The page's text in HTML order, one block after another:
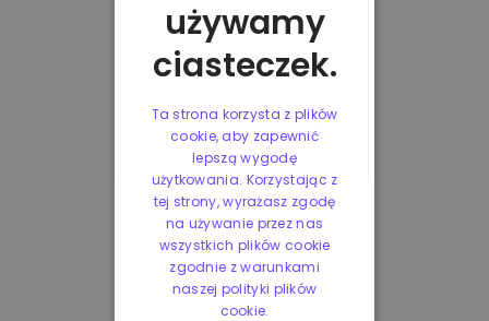
używamy
ciasteczek.
Ta strona korzysta z plików
cookie, aby zapewnić
lepszą wygodę
użytkowania. Korzystając z
tej strony, wyrażasz zgodę
na używanie przez nas
wszystkich plików cookie
zgodnie z warunkami
naszej polityki plików
cookie.